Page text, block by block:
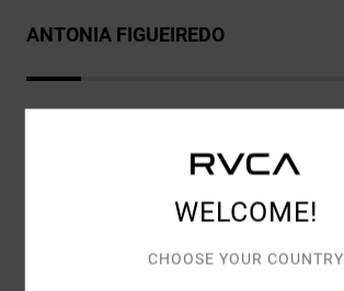
ANTONIA FIGUEIREDO
Avaliações dos clientes
WELCOME!
CHOOSE YOUR COUNTRY